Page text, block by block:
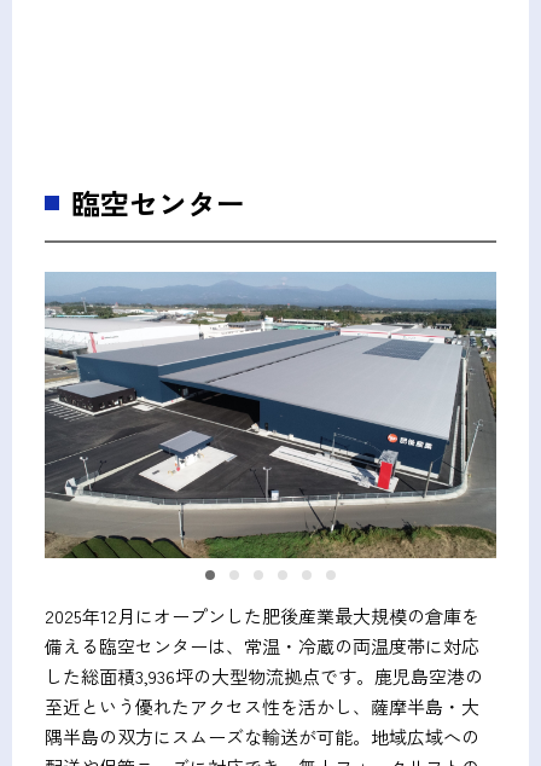
臨空センター
2025年12月にオープンした肥後産業最大規模の倉庫を
備える臨空センターは、常温・冷蔵の両温度帯に対応
した総面積3,936坪の大型物流拠点です。鹿児島空港の
至近という優れたアクセス性を活かし、薩摩半島・大
隅半島の双方にスムーズな輸送が可能。地域広域への